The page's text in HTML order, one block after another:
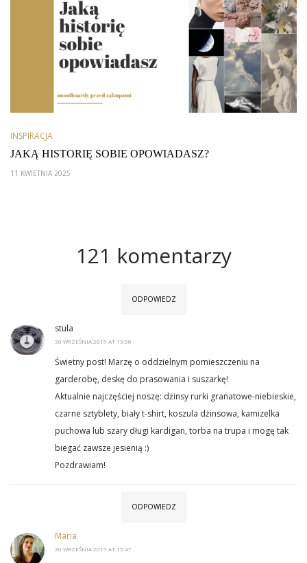
INSPIRACJA
JAKĄ HISTORIĘ SOBIE OPOWIADASZ?
11 KWIETNIA 2025
121 komentarzy
ODPOWIEDZ
stula
30 WRZEŚNIA 2015 AT 13:50
Świetny post! Marzę o oddzielnym pomieszczeniu na
garderobę, deskę do prasowania i suszarkę!
Aktualnie najczęściej noszę: dżinsy rurki granatowe-niebieskie,
czarne sztyblety, biały t-shirt, koszula dżinsowa, kamizelka
puchowa lub szary długi kardigan, torba na trupa i mogę tak
biegać zawsze jesienią :)
Pozdrawiam!
ODPOWIEDZ
Maria
30 WRZEŚNIA 2015 AT 15:47